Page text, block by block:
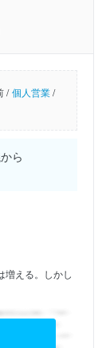
/ 個人営業/
ら
増える。しかし